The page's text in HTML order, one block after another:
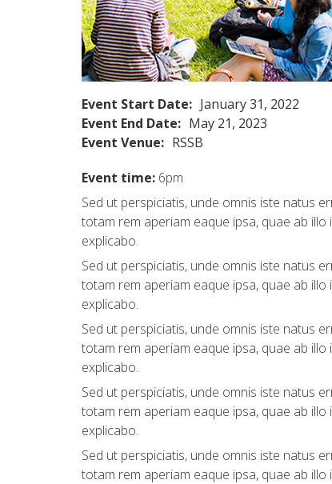
Event Start Date: January 31, 2022
Event End Date: May 21, 2023
Event Venue: RSSB
Event time: 6pm
Sed ut perspiciatis, unde omnis iste natus
totam rem aperiam eaque ipsa, quae ab
explicabo.
Sed ut perspiciatis, unde omnis iste natus
totam rem aperiam eaque ipsa, quae ab
explicabo.
Sed ut perspiciatis, unde omnis iste natus
totam rem aperiam eaque ipsa, quae ab
explicabo.
Sed ut perspiciatis, unde omnis iste natus
totam rem aperiam eaque ipsa, quae ab
explicabo.
Sed ut perspiciatis, unde omnis iste natus
totam rem aperiam eaque ipsa, quae ab